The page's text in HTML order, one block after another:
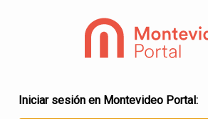
Iniciar sesión en Montevideo Portal: